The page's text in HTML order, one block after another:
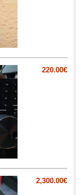
220.00€
2,300.00€